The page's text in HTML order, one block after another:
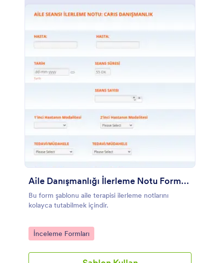
Aile Danışmanlığı İlerleme Notu Formu Örneği
Bu form şablonu aile terapisi ilerleme notlarını
kolayca tutabilmek içindir.
Go to Category:
İnceleme Formları